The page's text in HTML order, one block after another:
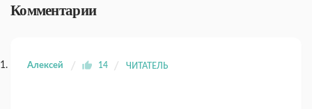
Комментарии
Алексей 14 ЧИТАТЕЛЬ